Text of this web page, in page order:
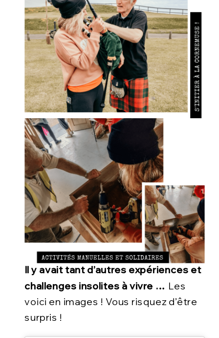
Il y avait tant d’autres expériences et
challenges insolites à vivre … Les
voici en images ! Vous risquez d’être
surpris !